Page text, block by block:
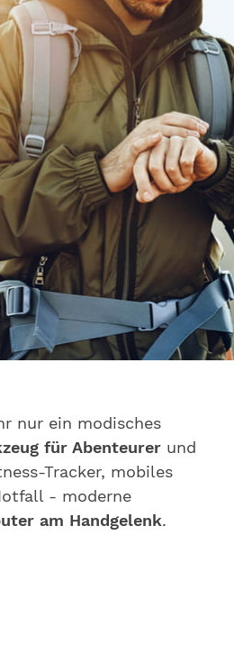
nur ein modisches
für Abenteurer und
Tracker, mobiles
- moderne
am Handgelenk.